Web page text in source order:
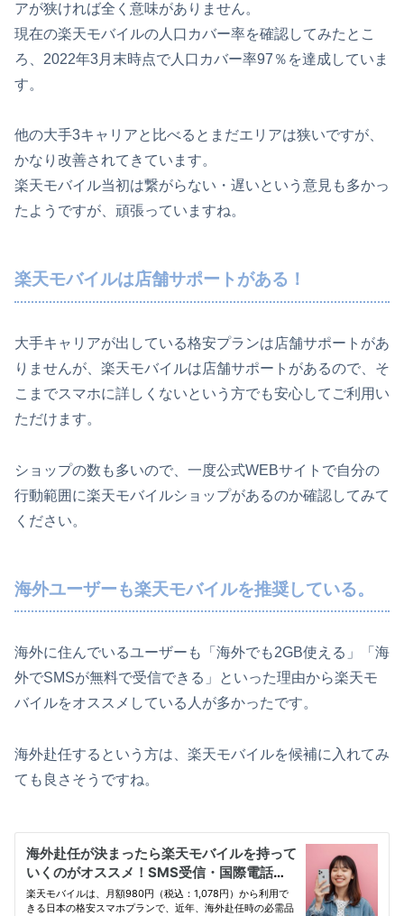
アが狭ければ全く意味がありません。
現在の楽天モバイルの人口カバー率を確認してみたとこ
ろ、2022年3月末時点で人口カバー率97％を達成していま
す。
他の大手3キャリアと比べるとまだエリアは狭いですが、
かなり改善されてきています。
楽天モバイル当初は繋がらない・遅いという意見も多かっ
たようですが、頑張っていますね。
楽天モバイルは店舗サポートがある！
大手キャリアが出している格安プランは店舗サポートがあ
りませんが、楽天モバイルは店舗サポートがあるので、そ
こまでスマホに詳しくないという方でも安心してご利用い
ただけます。
ショップの数も多いので、一度公式WEBサイトで自分の
行動範囲に楽天モバイルショップがあるのか確認してみて
ください。
海外ユーザーも楽天モバイルを推奨している。
海外に住んでいるユーザーも「海外でも2GB使える」「海
外でSMSが無料で受信できる」といった理由から楽天モ
バイルをオススメしている人が多かったです。
海外赴任するという方は、楽天モバイルを候補に入れてみ
ても良さそうですね。